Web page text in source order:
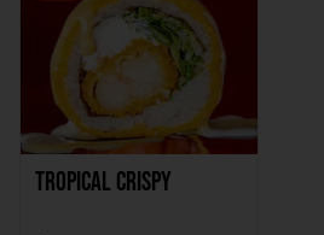
Tropical crispy